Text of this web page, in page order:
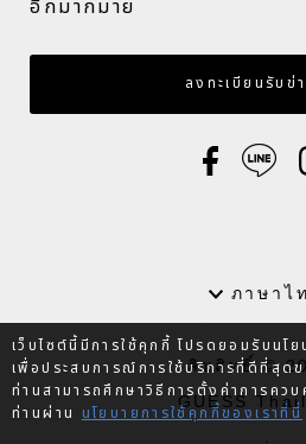
อีกมากมาย​
กรอกอีเมล
ลงทะเบียนรับข่
ลิขสิทธิ์ ©
GUESS
ภา
ภาษาไ
เว็บไซต์นี้มีการใช้คุกกี้ โปรดยอมรับนโย
เพื่อประสบการณ์การใช้บริการที่ดีที่สุด
ท่านสามารถศึกษาวิธีการตั้งค่าการคว
ท่านผ่าน นโยบายการใช้คุกกี้ของเราที่นี่